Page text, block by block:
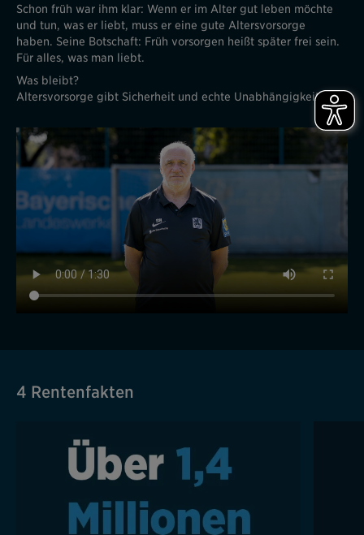
Schon früh war ihm klar: Wenn er im Alter gut leben möchte
und tun, was er liebt, muss er eine gute Altersvorsorge
haben. Seine Botschaft: Früh vorsorgen heißt später frei sein.
Für alles, was man liebt.
Was bleibt?
Altersvorsorge gibt Sicherheit und echte Unabhängigkeit.
4 Rentenfakten